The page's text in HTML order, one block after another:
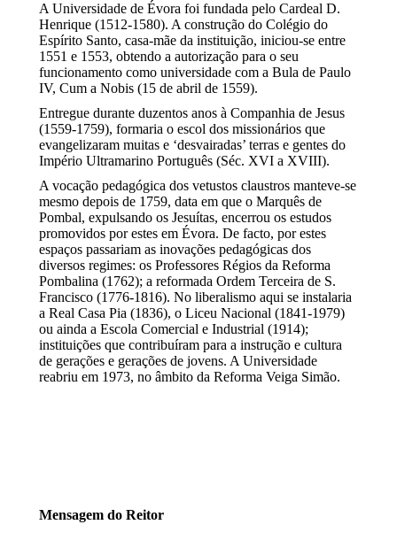
A Universidade de Évora foi fundada pelo Cardeal D.
Henrique (1512-1580). A construção do Colégio do
Espírito Santo, casa-mãe da instituição, iniciou-se entre
1551 e 1553, obtendo a autorização para o seu
funcionamento como universidade com a Bula de Paulo
IV, Cum a Nobis (15 de abril de 1559).
Entregue durante duzentos anos à Companhia de Jesus
(1559-1759), formaria o escol dos missionários que
evangelizaram muitas e ‘desvairadas’ terras e gentes do
Império Ultramarino Português (Séc. XVI a XVIII).
A vocação pedagógica dos vetustos claustros manteve-se
mesmo depois de 1759, data em que o Marquês de
Pombal, expulsando os Jesuítas, encerrou os estudos
promovidos por estes em Évora. De facto, por estes
espaços passariam as inovações pedagógicas dos
diversos regimes: os Professores Régios da Reforma
Pombalina (1762); a reformada Ordem Terceira de S.
Francisco (1776-1816). No liberalismo aqui se instalaria
a Real Casa Pia (1836), o Liceu Nacional (1841-1979)
ou ainda a Escola Comercial e Industrial (1914);
instituições que contribuíram para a instrução e cultura
de gerações e gerações de jovens. A Universidade
reabriu em 1973, no âmbito da Reforma Veiga Simão.
Mensagem do Reitor